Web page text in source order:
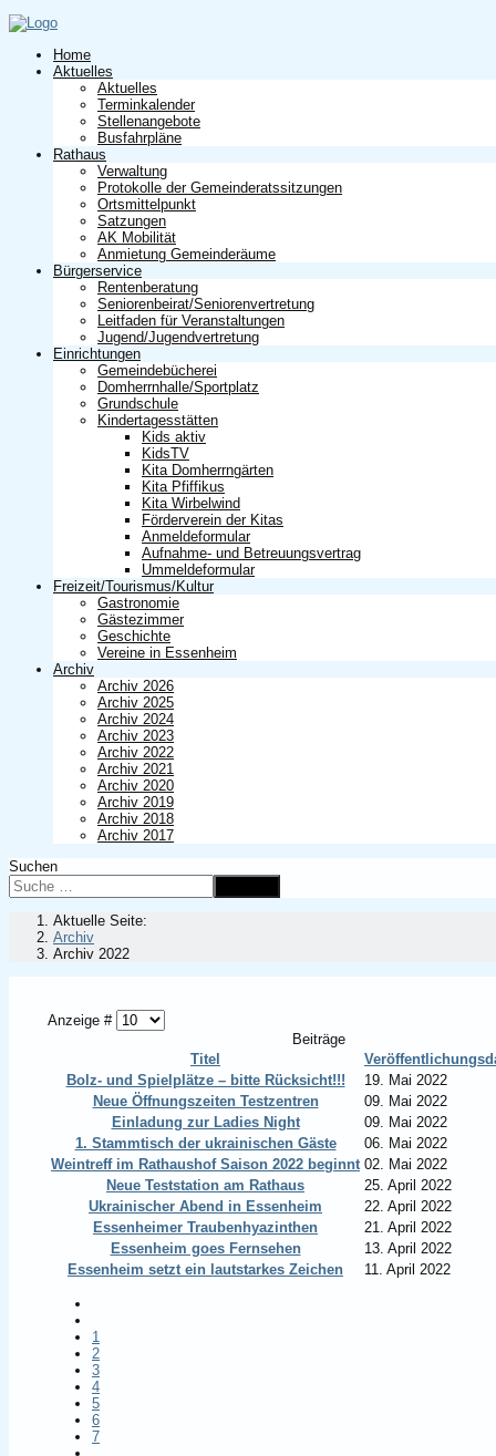
Home
Aktuelles
Aktuelles
Terminkalender
Stellenangebote
Busfahrpläne
Rathaus
Verwaltung
Protokolle der Gemeinderatssitzungen
Ortsmittelpunkt
Satzungen
AK Mobilität
Anmietung Gemeinderäume
Bürgerservice
Rentenberatung
Seniorenbeirat/Seniorenvertretung
Leitfaden für Veranstaltungen
Jugend/Jugendvertretung
Einrichtungen
Gemeindebücherei
Domherrnhalle/Sportplatz
Grundschule
Kindertagesstätten
Kids aktiv
KidsTV
Kita Domherrngärten
Kita Pfiffikus
Kita Wirbelwind
Förderverein der Kitas
Anmeldeformular
Aufnahme- und Betreuungsvertrag
Ummeldeformular
Freizeit/Tourismus/Kultur
Gastronomie
Gästezimmer
Geschichte
Vereine in Essenheim
Archiv
Archiv 2026
Archiv 2025
Archiv 2024
Archiv 2023
Archiv 2022
Archiv 2021
Archiv 2020
Archiv 2019
Archiv 2018
Archiv 2017
Suchen
Aktuelle Seite:
Archiv
Archiv 2022
Anzeige #
Beiträge
Titel
Bolz- und Spielplätze – bitte Rücksicht!!!
19. Mai 2022
Neue Öffnungszeiten Testzentren
09. Mai 2022
Einladung zur Ladies Night
09. Mai 2022
1. Stammtisch der ukrainischen Gäste
06. Mai 2022
Weintreff im Rathaushof Saison 2022 beginnt 02. Mai 2022
Neue Teststation am Rathaus
25. April 2022
Ukrainischer Abend in Essenheim
22. April 2022
Essenheimer Traubenhyazinthen
21. April 2022
Essenheim goes Fernsehen
13. April 2022
Essenheim setzt ein lautstarkes Zeichen
11. April 2022
1
2
3
4
5
6
7